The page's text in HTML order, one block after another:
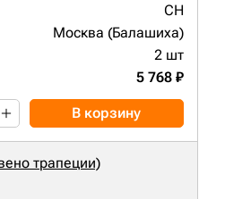
CH
Москва (Балашиха)
2 шт
5 768 ₽
В корзину
трапеции)